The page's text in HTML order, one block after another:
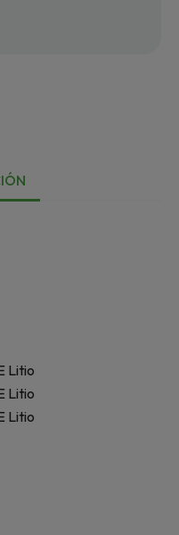
Litio
Litio
Litio